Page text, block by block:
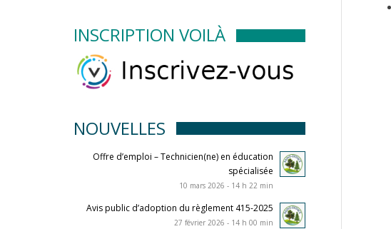
INSCRIPTION VOILÀ
NOUVELLES
Offre d’emploi – Technicien(ne) en éducation
spécialisée
10 mars 2026 - 14 h 22 min
Avis public d’adoption du règlement 415-2025
27 février 2026 - 14 h 00 min